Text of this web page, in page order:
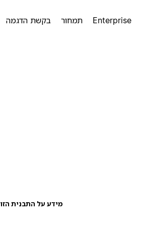
Enterprise תמחור בקשת הדגמה
מידע על התבנית הזו